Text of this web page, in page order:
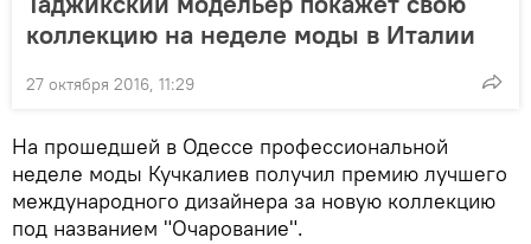
коллекцию на неделе моды в Италии
27 октября 2016, 11:29
На прошедшей в Одессе профессиональной
неделе моды Кучкалиев получил премию лучшего
международного дизайнера за новую коллекцию
под названием "Очарование".